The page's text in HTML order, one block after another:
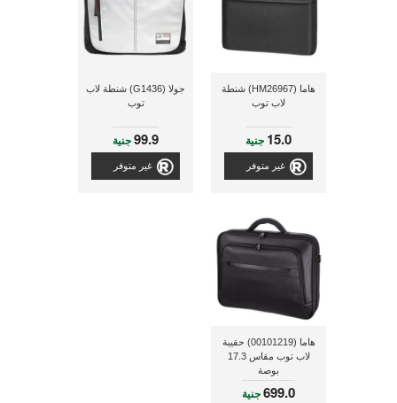
هاما (HM26967) شنطة
لاب توب
15.0 جنية
غير متوفر
جولا (G1436) شنطة لاب
توب
99.9جنية
غير متوفر
هاما (00101219) حقيبة
لاب توب مقاس 17.3
بوصة
699.0جنية